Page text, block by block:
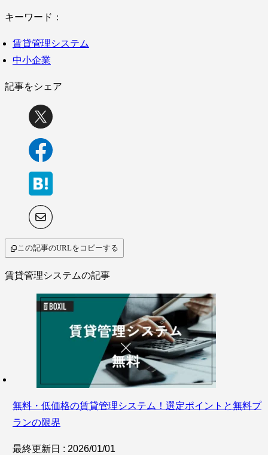
キーワード：
賃貸管理システム
中小企業
記事をシェア
この記事のURLをコピーする
賃貸管理システムの記事
無料・低価格の賃貸管理システム！選定ポイントと無料プ
ランの限界
最終更新日 : 2026/01/01